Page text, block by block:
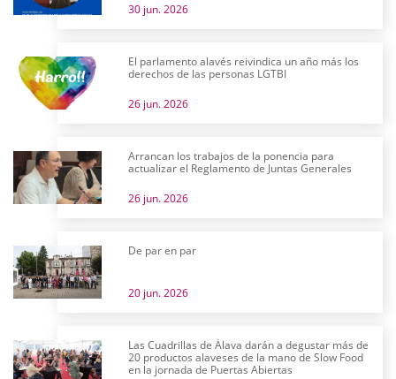
30 jun. 2026
El parlamento alavés reivindica un año más los
derechos de las personas LGTBI
26 jun. 2026
Arrancan los trabajos de la ponencia para
actualizar el Reglamento de Juntas Generales
26 jun. 2026
De par en par
20 jun. 2026
Las Cuadrillas de Álava darán a degustar más de
20 productos alaveses de la mano de Slow Food
en la jornada de Puertas Abiertas